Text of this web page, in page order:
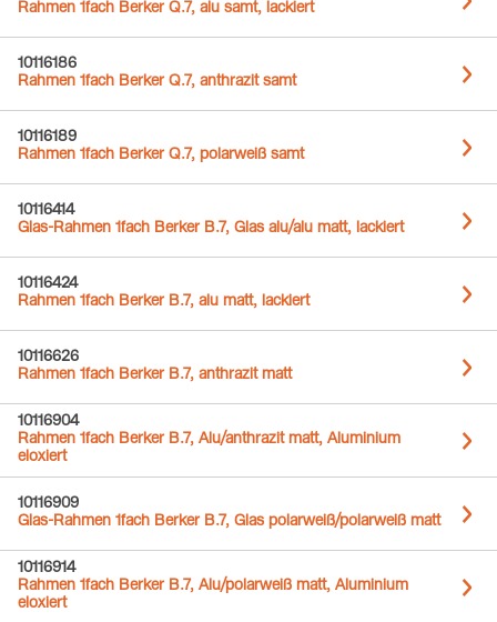
Rahmen 1fach Berker Q.7, alu samt, lackiert
10116186
Rahmen 1fach Berker Q.7, anthrazit samt
10116189
Rahmen 1fach Berker Q.7, polarweiß samt
10116414
Glas-Rahmen 1fach Berker B.7, Glas alu/alu matt, lackiert
10116424
Rahmen 1fach Berker B.7, alu matt, lackiert
10116626
Rahmen 1fach Berker B.7, anthrazit matt
10116904
Rahmen 1fach Berker B.7, Alu/anthrazit matt, Aluminium
eloxiert
10116909
Glas-Rahmen 1fach Berker B.7, Glas polarweiß/polarweiß matt
10116914
Rahmen 1fach Berker B.7, Alu/polarweiß matt, Aluminium
eloxiert